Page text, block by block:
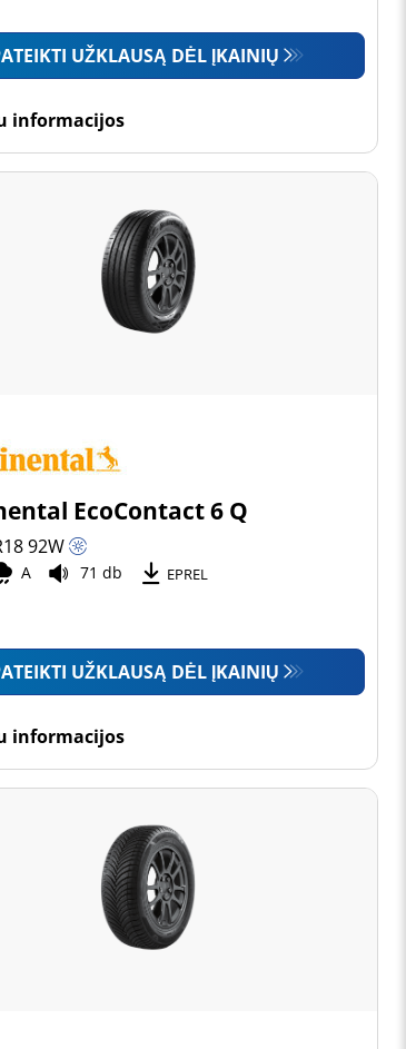
UŽKLAUSĄ DĖL ĮKAINIŲ
informacijos
EcoContact 6 Q
92W
A 71 db EPREL
UŽKLAUSĄ DĖL ĮKAINIŲ
informacijos